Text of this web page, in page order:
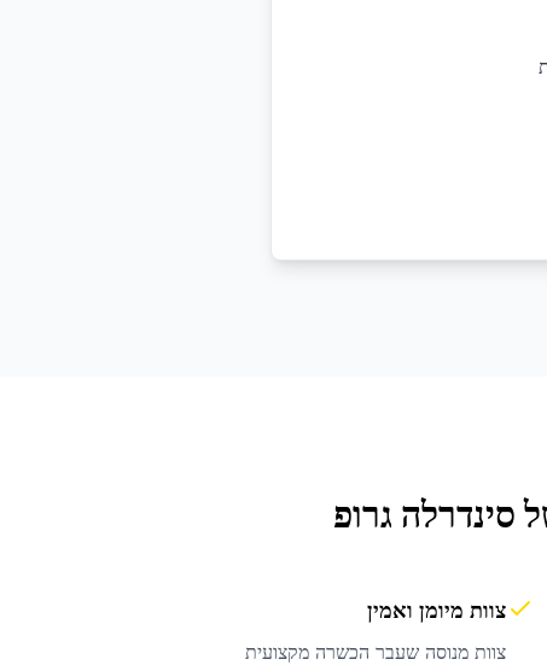
סינדרלה גרופ
צוות מיומן ואמין
צוות מנוסה שעבר הכשרה מקצועית